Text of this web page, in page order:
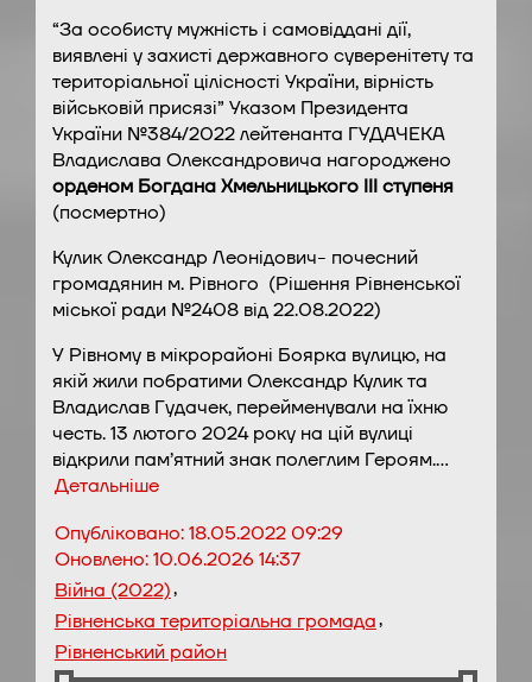
“За особисту мужність і самовіддані дії,
виявлені у захисті державного суверенітету та
територіальної цілісності України, вірність
військовій присязі” Указом Президента
України №384/2022 лейтенанта ГУДАЧЕКА
Владислава Олександровича нагороджено
орденом Богдана Хмельницького ІІІ ступеня
(посмертно)
Кулик Олександр Леонідович- почесний
громадянин м. Рівного (Рішення Рівненської
міської ради №2408 від 22.08.2022)
У Рівному в мікрорайоні Боярка вулицю, на
якій жили побратими Олександр Кулик та
Владислав Гудачек, перейменували на їхню
честь. 13 лютого 2024 року на цій вулиці
відкрили пам’ятний знак полеглим Героям.…
Детальніше
Опубліковано:18.05.2022 09:29
Оновлено:10.06.2026 14:37
Війна (2022),
Рівненська територіальна громада,
Рівненський район